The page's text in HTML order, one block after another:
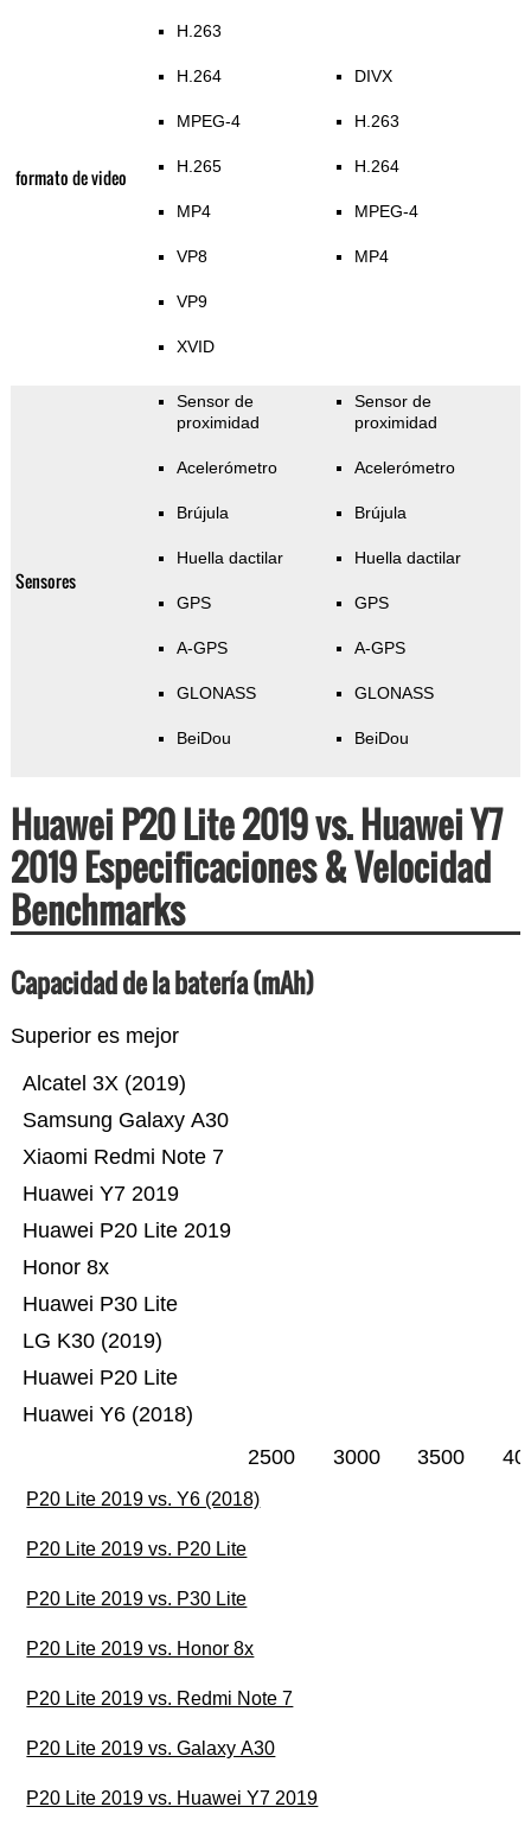
formato de video
H.263
H.264
MPEG-4
H.265
MP4
VP8
VP9
XVID
DIVX
H.263
H.264
MPEG-4
MP4
Sensores
Sensor de
proximidad
Acelerómetro
Brújula
Huella dactilar
GPS
A-GPS
GLONASS
BeiDou
Sensor de
proximidad
Acelerómetro
Brújula
Huella dactilar
GPS
A-GPS
GLONASS
BeiDou
Huawei P20 Lite 2019 vs. Huawei Y7
2019 Especificaciones & Velocidad
Benchmarks
Capacidad de la batería (mAh)
Superior es mejor
Huawei Y6 (2018)
Huawei P20 Lite
LG K30 (2019)
Huawei P30 Lite
Honor 8x
Huawei P20 Lite 2019
Huawei Y7 2019
Xiaomi Redmi Note 7
Samsung Galaxy A30
Alcatel 3X (2019)
2500 3000 3500
P20 Lite 2019 vs. Y6 (2018)
P20 Lite 2019 vs. P20 Lite
P20 Lite 2019 vs. P30 Lite
P20 Lite 2019 vs. Honor 8x
P20 Lite 2019 vs. Redmi Note 7
P20 Lite 2019 vs. Galaxy A30
P20 Lite 2019 vs. Huawei Y7 2019